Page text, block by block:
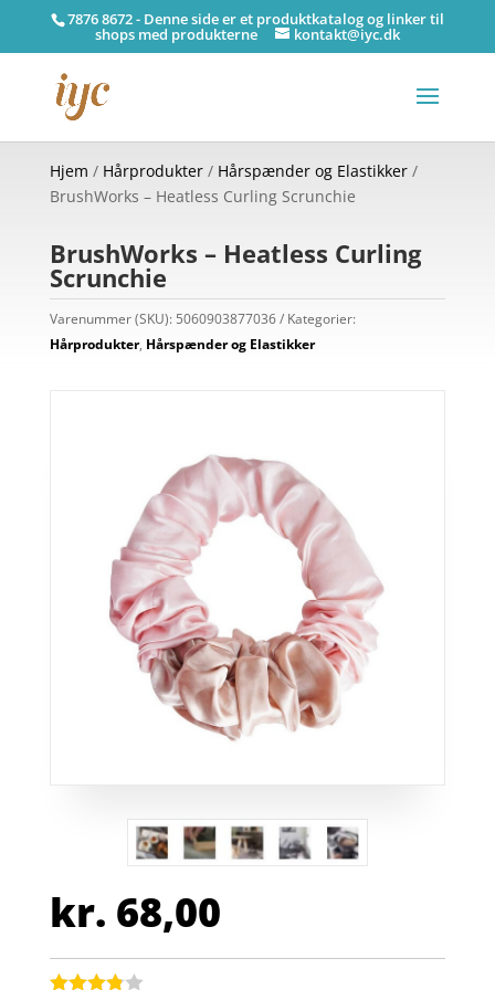
7876 8672 - Denne side er et produktkatalog og linker til
shops med produkterne kontakt@iyc.dk
Hjem / Hårprodukter/ Hårspænder og Elastikker/
BrushWorks – Heatless Curling Scrunchie
BrushWorks – Heatless Curling
Scrunchie
Varenummer (SKU): 5060903877036
Kategorier:
Hårprodukter, Hårspænder og Elastikker
kr. 68,00